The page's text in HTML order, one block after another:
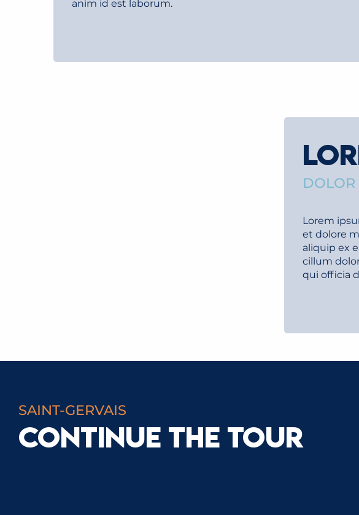
anim id est laborum.
DOLOR
Lorem
et dolore
aliquip ex
cillum
qui officia
SAINT-GERVAIS
CONTINUE THE TOUR